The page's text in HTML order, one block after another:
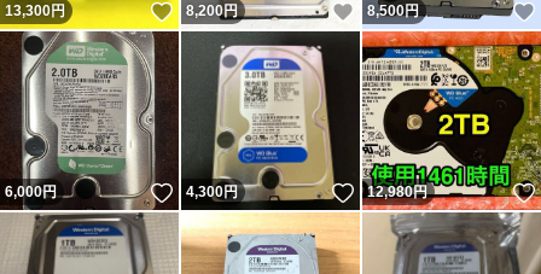
13,300円 いいね！
8,200円 いいね！
8,500円
6,000円 いいね！
4,300円 いいね！
12,980円